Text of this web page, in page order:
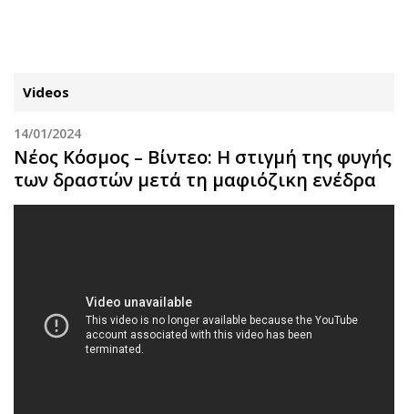
ΚΑΤΗΓΟΡΙΕΣ ΣΥΝΔΕΣΗ
Κύπρος
Βουλευτικές 2026
Εκλογές 2024
Προεδρικές 2023
Απόψεις
Ενοικιάζονται
Videos
14/01/2024
Νέος Κόσμος – Βίντεο: Η στιγμή της φυγής
των δραστών μετά τη μαφιόζικη ενέδρα